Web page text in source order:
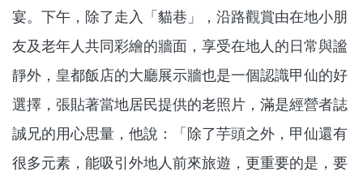
宴。下午，除了走入「貓巷」，沿路觀賞由在地小朋
友及老年人共同彩繪的牆面，享受在地人的日常與謐
靜外，皇都飯店的大廳展示牆也是一個認識甲仙的好
選擇，張貼著當地居民提供的老照片，滿是經營者誌
誠兄的用心思量，他說：「除了芋頭之外，甲仙還有
很多元素，能吸引外地人前來旅遊，更重要的是，要